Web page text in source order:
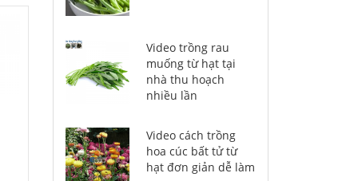
Video trồng rau
muống từ hạt tại
nhà thu hoạch
nhiều lần
Video cách trồng
hoa cúc bất tử từ
hạt đơn giản dễ làm